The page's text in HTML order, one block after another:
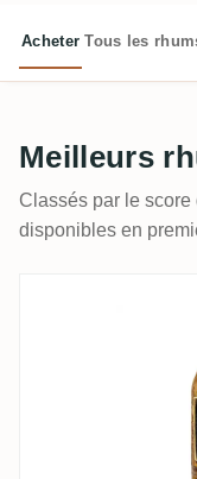
Acheter Tous les
Meilleurs
Classés par le
disponibles en